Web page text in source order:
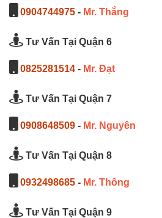
0904744975 - Mr. Thắng
Tư Vấn Tại Quận 6
0825281514 - Mr. Đạt
Tư Vấn Tại Quận 7
0908648509 - Mr. Nguyên
Tư Vấn Tại Quận 8
0932498685 - Mr. Thông
Tư Vấn Tại Quận 9